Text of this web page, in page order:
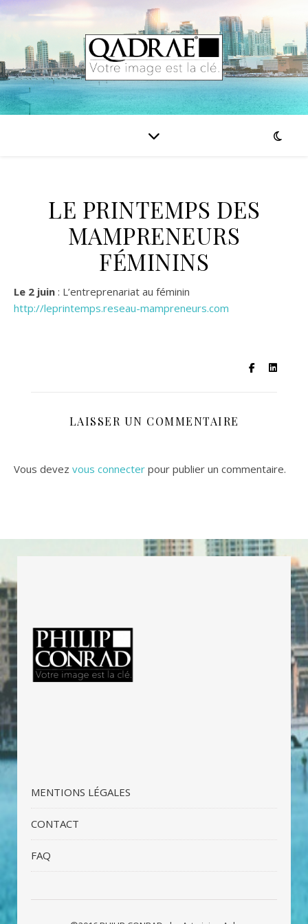
LE PRINTEMPS DES
MAMPRENEURS
FÉMININS
Le 2 juin : L’entreprenariat au féminin
http://leprintemps.reseau-mampreneurs.com
LAISSER UN COMMENTAIRE
Vous devez vous connecter pour publier un commentaire.
MENTIONS LÉGALES
CONTACT
FAQ